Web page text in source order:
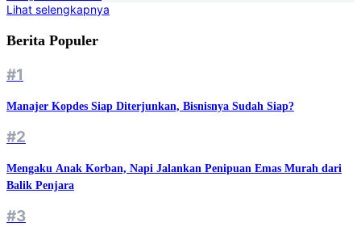
Lihat selengkapnya
Berita Populer
#1
Manajer Kopdes Siap Diterjunkan, Bisnisnya Sudah Siap?
#2
Mengaku Anak Korban, Napi Jalankan Penipuan Emas Murah dari
Balik Penjara
#3